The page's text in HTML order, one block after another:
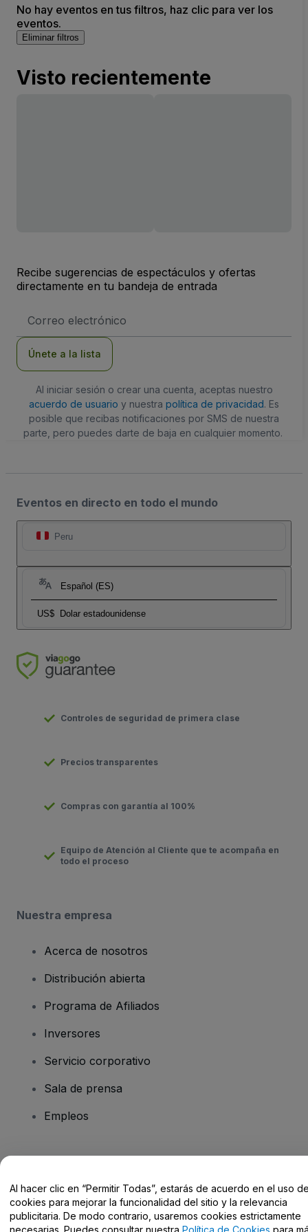
No hay eventos en tus filtros, haz clic para ver los
eventos.
Eliminar filtros
Visto recientemente
Recibe sugerencias de espectáculos y ofertas
directamente en tu bandeja de entrada
de
Únete a la lista
Al iniciar sesión o crear una cuenta, aceptas nuestro
acuerdo de usuario y nuestra política de privacidad. Es
posible que recibas notificaciones por SMS de nuestra
parte, pero puedes darte de baja en cualquier momento.
Eventos en directo en todo el mundo
Peru
Español (ES)
US$ Dolar estadounidense
Controles de seguridad de primera clase
Precios transparentes
Compras con garantía al 100%
Equipo de Atención al Cliente que te acompaña en
todo el proceso
Nuestra empresa
Acerca de nosotros
Distribución abierta
Programa de Afiliados
Inversores
Servicio corporativo
Sala de prensa
Empleos
Centro de Ayuda / Contacto
Al hacer clic en “Permitir Todas”, estarás de acuerdo en el uso
cookies para mejorar la funcionalidad del sitio y la relevancia
publicitaria. De modo contrario, usaremos cookies estrictamente
necesarias. Puedes consultar nuestra Política de Cookies para